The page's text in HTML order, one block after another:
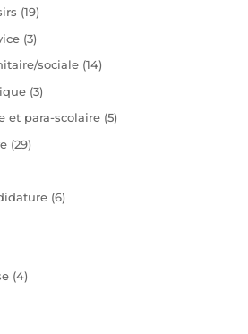
(19)
(3)
sociale(14)
(3)
et para-scolaire(5)
(29)
(6)
(4)